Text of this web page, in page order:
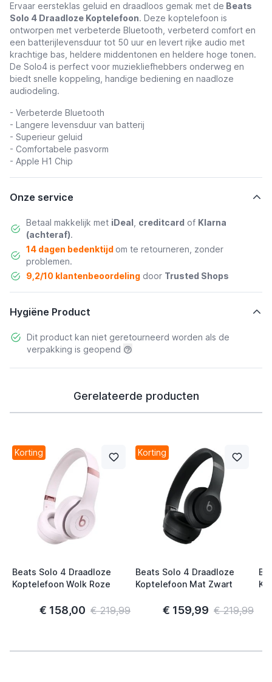
Ervaar eersteklas geluid en draadloos gemak met de Beats
Solo 4 Draadloze Koptelefoon. Deze koptelefoon is
ontworpen met verbeterde Bluetooth, verbeterd comfort en
een batterijlevensduur tot 50 uur en levert rijke audio met
krachtige bas, heldere middentonen en heldere hoge tonen.
De Solo4 is perfect voor muziekliefhebbers onderweg en
biedt snelle koppeling, handige bediening en naadloze
audiodeling.
- Verbeterde Bluetooth
- Langere levensduur van batterij
- Superieur geluid
- Comfortabele pasvorm
- Apple H1 Chip
Onze service
Betaal makkelijk met iDeal creditcard of Klarna
(achteraf).
14 dagen bedenktijd om te retourneren, zonder
problemen.
9,2/10 klantenbeoordelingdoor Trusted Shops
Hygiëne Product
Dit product kan niet geretourneerd worden als de
verpakking is geopend
Gerelateerde producten
Korting
Beats Solo 4 Draadloze
Koptelefoon Wolk Roze
€ 158,00 € 219,99
Korting
Beats Solo 4 Draadloze
Koptelefoon Mat Zwart
€ 159,99 € 219,99